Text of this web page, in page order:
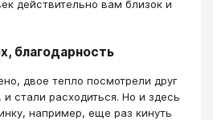
действительно вам близок и
благодарность
двое тепло посмотрели друг
и стали расходиться. Но и здесь
например, еще раз кинуть